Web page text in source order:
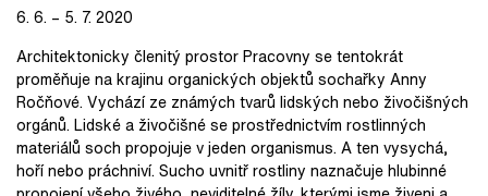
6. 6. – 5. 7. 2020
Architektonicky členitý prostor Pracovny se tentokrát
proměňuje na krajinu organických objektů sochařky Anny
Ročňové. Vychází ze známých tvarů lidských nebo živočišných
orgánů. Lidské a živočišné se prostřednictvím rostlinných
materiálů soch propojuje v jeden organismus. A ten vysychá,
hoří nebo práchniví. Sucho uvnitř rostliny naznačuje hlubinné